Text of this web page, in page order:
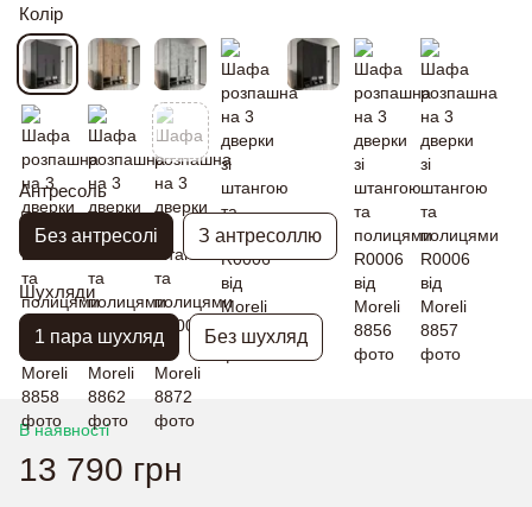
Колір
Антресоль
Без антресолі З антресоллю
Шухляди
1 пара шухляд Без шухляд
В наявності
13 790 грн